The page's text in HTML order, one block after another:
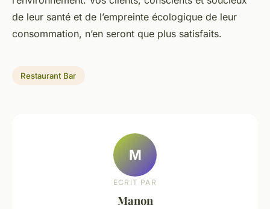
de leur santé et de l’empreinte écologique de leur
consommation, n’en seront que plus satisfaits.
Restaurant Bar
M
ECRIT PAR
Manon